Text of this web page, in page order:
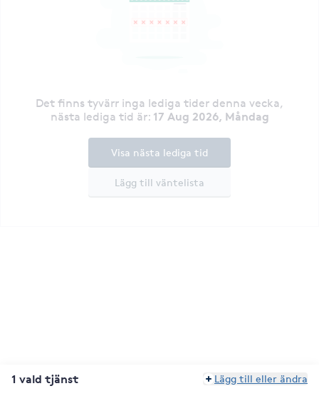
Det finns tyvärr inga lediga tider denna vecka,
nästa lediga tid är: 17 Aug 2026, Måndag
Lägg till väntelista
Visa nästa lediga tid
1 vald tjänst Lägg till eller ändra